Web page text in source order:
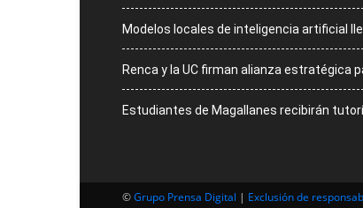
Modelos locales de inteligencia artificial
Renca y la UC firman alianza estratégica
Estudiantes de Magallanes recibirán
©Grupo Prensa Digital | Exclusión de